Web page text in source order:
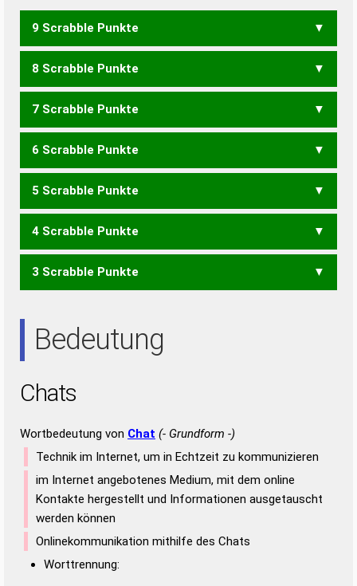
9 Scrabble Punkte
ASCHT SACHT STACH
8 Scrabble Punkte
ACHS ACHT ASCH CASH
7 Scrabble Punkte
ACH SCH CAST SCAT
6 Scrabble Punkte
ACT
5 Scrabble Punkte
HAST SAHT
4 Scrabble Punkte
AHS SAH
3 Scrabble Punkte
Bedeutung
Chats
Wortbedeutung von Chat (- Grundform -)
Technik im Internet, um in Echtzeit zu kommunizieren
im Internet angebotenes Medium, mit dem online
Kontakte hergestellt und Informationen ausgetauscht
werden können
Onlinekommunikation mithilfe des Chats
Worttrennung: